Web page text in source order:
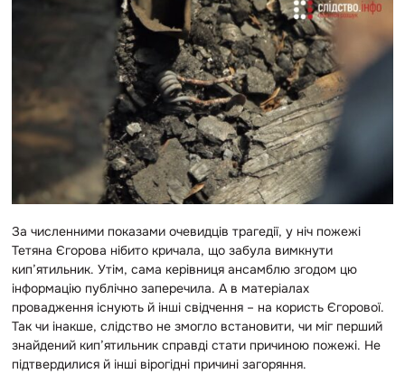
За численними показами очевидців трагедії, у ніч пожежі
Тетяна Єгорова нібито кричала, що забула вимкнути
кип’ятильник. Утім, сама керівниця ансамблю згодом цю
інформацію публічно заперечила. А в матеріалах
провадження існують й інші свідчення – на користь Єгорової.
Так чи інакше, слідство не змогло встановити, чи міг перший
знайдений кип’ятильник справді стати причиною пожежі. Не
підтвердилися й інші вірогідні причині загоряння.